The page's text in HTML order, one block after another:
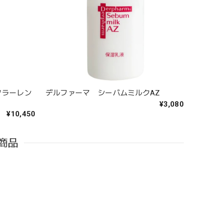
ーレン
¥10,450
デルファーマ シーバムミルクAZ
¥3,080
品